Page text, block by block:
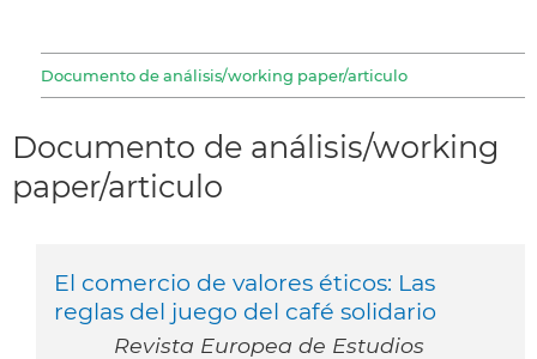
Documento de análisis/working paper/articulo
Documento de análisis/working
paper/articulo
El comercio de valores éticos: Las
reglas del juego del café solidario
Revista Europea de Estudios